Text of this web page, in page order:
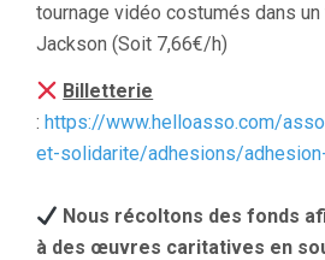
tournage vidéo costumés dans
Jackson (Soit 7,66€/h)
Billetterie
: https://www.helloasso.com/
et-solidarite/adhesions/
Nous récoltons des fonds
à des œuvres caritatives en